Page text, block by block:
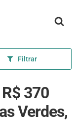
Filtrar
370
Verdes,